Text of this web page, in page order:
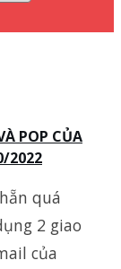
POP CỦA
2022
quá
2 giao
của